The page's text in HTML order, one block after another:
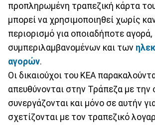
προπληρωμένη τραπεζική κάρτα
μπορεί να χρησιμοποιηθεί χωρίς
περιορισμό για οποιαδήποτε αγορά,
συμπεριλαμβανομένων και των
αγορών.
Οι δικαιούχοι του ΚΕΑ
απευθύνονται στην Τράπεζα με την
συνεργάζονται και μόνο σε αυτήν
σχετίζονται με τον τραπεζικό